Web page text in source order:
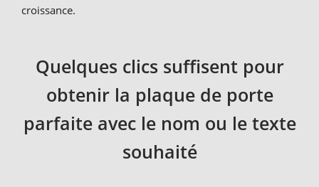
croissance.
Quelques clics suffisent pour
obtenir la plaque de porte
parfaite avec le nom ou le texte
souhaité